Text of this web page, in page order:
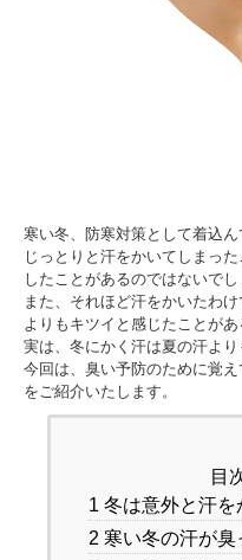
寒い冬、防寒対策として着込
じっとりと汗をかいてしまっ
したことがあるのではないでし
また、それほど汗をかいたわ
よりもキツイと感じたことがあ
実は、冬にかく汗は夏の汗よ
今回は、臭い予防のために覚
をご紹介いたします。
目
1 冬は意外と汗を
2 寒い冬の汗が臭